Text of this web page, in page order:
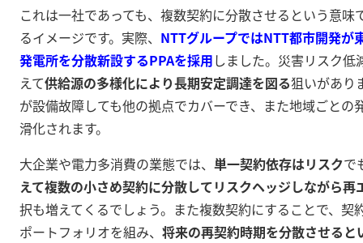
これは一社であっても、複数契約に分散させるという意味
るイメージです。実際、 NTTグループではNTT都市開発が
発電所を分散新設するPPAを採用しました。災害リスク低
えて供給源の多様化により長期安定調達を図る狙いがあり
が設備故障しても他の拠点でカバーでき、また地域ごとの
滑化されます。
大企業や電力多消費の業態では、 単一契約依存はリスクで
えて複数の小さめ契約に分散してリスクヘッジしながら再
択も増えてくるでしょう。また複数契約にすることで、契
ポートフォリオを組み、 将来の再契約時期を分散させる